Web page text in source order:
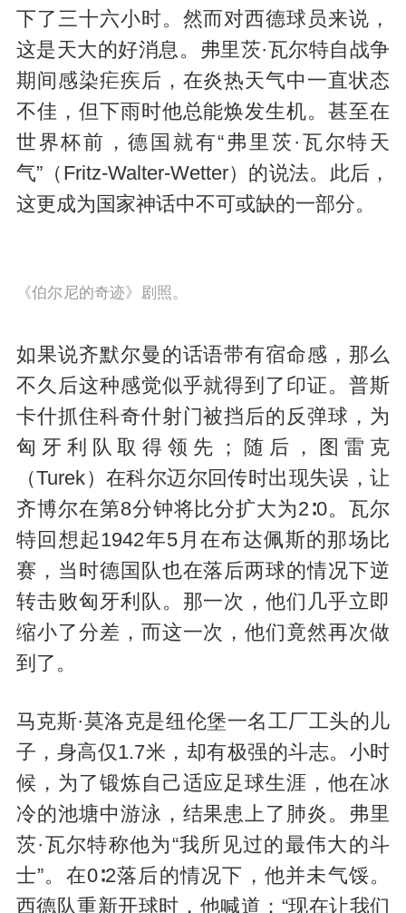
下了三十六小时。然而对西德球员来说，
这是天大的好消息。弗里茨·瓦尔特自战争
期间感染疟疾后，在炎热天气中一直状态
不佳，但下雨时他总能焕发生机。甚至在
世界杯前，德国就有“弗里茨·瓦尔特天
气”（Fritz-Walter-Wetter）的说法。此后，
这更成为国家神话中不可或缺的一部分。
《伯尔尼的奇迹》剧照。
如果说齐默尔曼的话语带有宿命感，那么
不久后这种感觉似乎就得到了印证。普斯
卡什抓住科奇什射门被挡后的反弹球，为
匈牙利队取得领先；随后，图雷克
（Turek）在科尔迈尔回传时出现失误，让
齐博尔在第8分钟将比分扩大为2∶0。瓦尔
特回想起1942年5月在布达佩斯的那场比
赛，当时德国队也在落后两球的情况下逆
转击败匈牙利队。那一次，他们几乎立即
缩小了分差，而这一次，他们竟然再次做
到了。
马克斯·莫洛克是纽伦堡一名工厂工头的儿
子，身高仅1.7米，却有极强的斗志。小时
候，为了锻炼自己适应足球生涯，他在冰
冷的池塘中游泳，结果患上了肺炎。弗里
茨·瓦尔特称他为“我所见过的最伟大的斗
士”。在0∶2落后的情况下，他并未气馁。
西德队重新开球时，他喊道：“现在让我们